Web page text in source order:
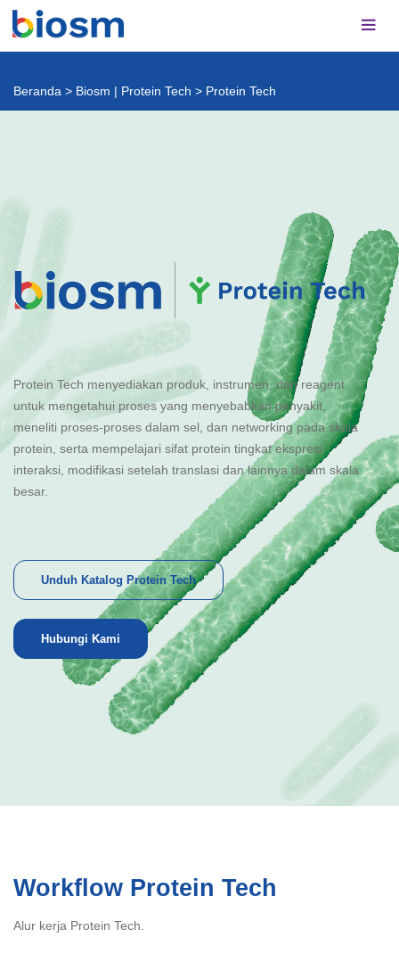
Beranda > Biosm | Protein Tech > Protein Tech
Protein Tech menyediakan produk, instrumen, dan reagent
untuk mengetahui proses yang menyebabkan penyakit,
meneliti proses-proses dalam sel, dan networking pada skala
protein, serta mempelajari sifat protein tingkat ekspresi,
interaksi, modifikasi setelah translasi dan lainnya dalam skala
besar.
Unduh Katalog Protein Tech
Hubungi Kami
Workflow Protein Tech
Alur kerja Protein Tech.